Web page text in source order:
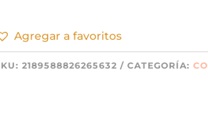
Agregar a favoritos
2189588826265632 CATEGORÍA: